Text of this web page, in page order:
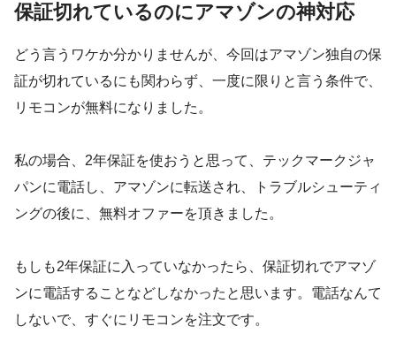
保証切れているのにアマゾンの神対応
どう言うワケか分かりませんが、今回はアマゾン独自の保
証が切れているにも関わらず、一度に限りと言う条件で、
リモコンが無料になりました。
私の場合、2年保証を使おうと思って、テックマークジャ
パンに電話し、アマゾンに転送され、トラブルシューティ
ングの後に、無料オファーを頂きました。
もしも2年保証に入っていなかったら、保証切れでアマゾ
ンに電話することなどしなかったと思います。電話なんて
しないで、すぐにリモコンを注文です。